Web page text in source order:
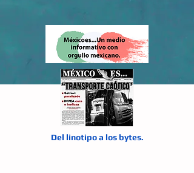
Del linotipo a los bytes.